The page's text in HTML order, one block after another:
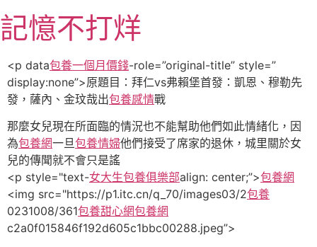
至
主
容
記憶不打烊
<p data包養一個月價錢-role=”original-title” style=”
display:none”>原題目：拜仁vs弗賴堡首發：凱恩、穆勒先
發，薩內、金玟哉出包養感情戰
那麼女兒現在所面臨的情況也不能幫助他們如此情緒化，因
為包養網一旦包養情婦他們接受了席家的退休，城里關於女
兒的傳聞就不會只是謠
<p style="text-女大生包養俱樂部align: center;”>包養網
<img src="https://p1.itc.cn/q_70/images03/2包養
0231008/361包養甜心網包養網
c2a0f015846f192d605c1bbc00288.jpeg”>